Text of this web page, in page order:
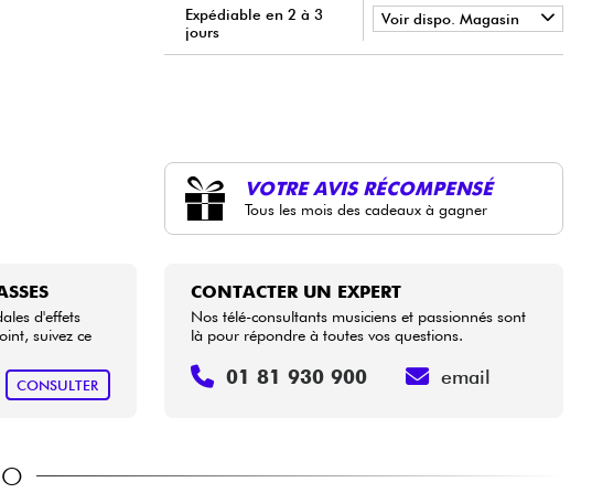
Expédiable en 2 à 3
jours
Voir dispo. Magasin
•
VOTRE AVIS RÉCOMPENSÉ
Tous les mois des cadeaux à gagner
d'effets
suivez ce
CONSULTER
CONTACTER UN EXPERT
Nos télé-consultants musiciens et passionnés sont
là pour répondre à toutes vos questions.
01 81 930 900 email